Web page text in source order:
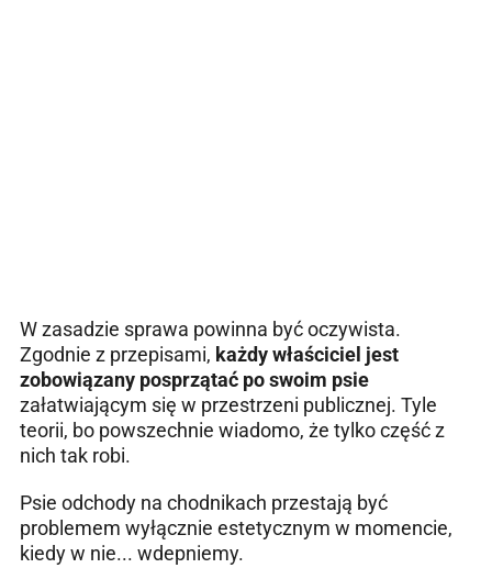
W zasadzie sprawa powinna być oczywista.
Zgodnie z przepisami, każdy właściciel jest
zobowiązany posprzątać po swoim psie
załatwiającym się w przestrzeni publicznej. Tyle
teorii, bo powszechnie wiadomo, że tylko część z
nich tak robi.
Psie odchody na chodnikach przestają być
problemem wyłącznie estetycznym w momencie,
kiedy w nie... wdepniemy.